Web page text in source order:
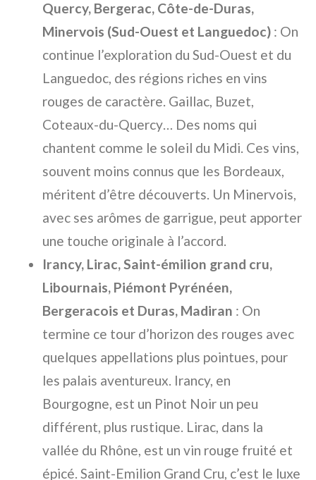
Quercy, Bergerac, Côte-de-Duras,
Minervois (Sud-Ouest et Languedoc) : On
continue l’exploration du Sud-Ouest et du
Languedoc, des régions riches en vins
rouges de caractère. Gaillac, Buzet,
Coteaux-du-Quercy… Des noms qui
chantent comme le soleil du Midi. Ces vins,
souvent moins connus que les Bordeaux,
méritent d’être découverts. Un Minervois,
avec ses arômes de garrigue, peut apporter
une touche originale à l’accord.
Irancy, Lirac, Saint-émilion grand cru,
Libournais, Piémont Pyrénéen,
Bergeracois et Duras, Madiran : On
termine ce tour d’horizon des rouges avec
quelques appellations plus pointues, pour
les palais aventureux. Irancy, en
Bourgogne, est un Pinot Noir un peu
différent, plus rustique. Lirac, dans la
vallée du Rhône, est un vin rouge fruité et
épicé. Saint-Emilion Grand Cru, c’est le luxe